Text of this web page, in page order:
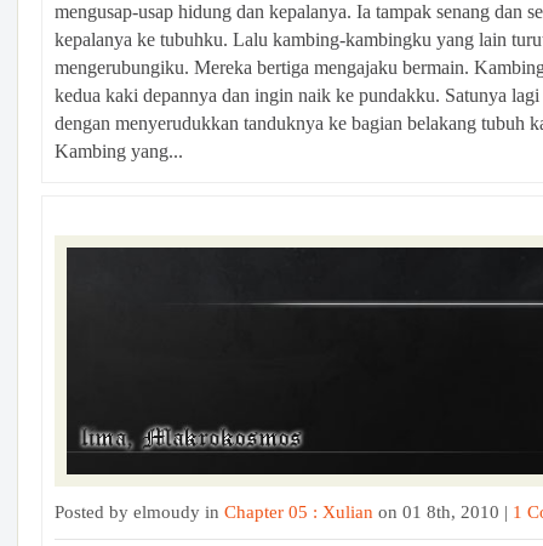
mengusap-usap hidung dan kepalanya. Ia tampak senang dan
kepalanya ke tubuhku. Lalu kambing-kambingku yang lain
mengerubungiku. Mereka bertiga mengajaku bermain.
kedua kaki depannya dan ingin naik ke pundakku. Satunya
dengan menyerudukkan tanduknya ke bagian belakang tubuh
Kambing yang...
Posted by elmoudy in Chapter 05 : Xulian on 01 8th, 2010 | 1